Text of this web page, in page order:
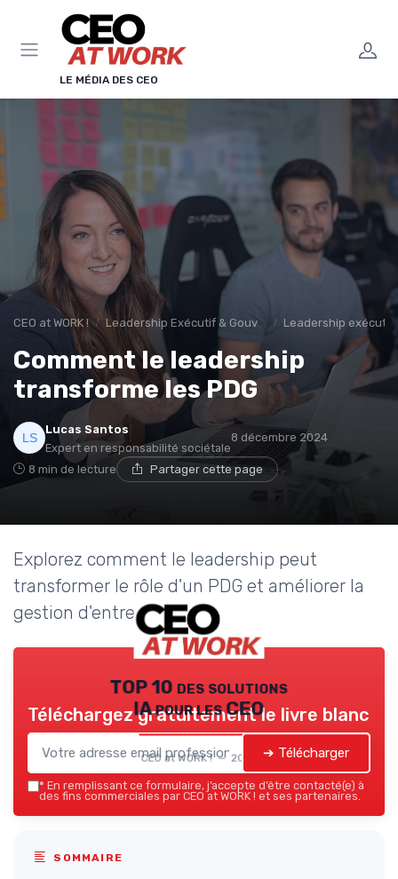
LE MÉDIA DES CEO
CEO at WORK ! Leadership Exécutif & Gouvernance Leadership exécutif
Comment le leadership
transforme les PDG
Lucas Santos
Expert en responsabilité sociétale
8 décembre 2024
8 min de lecture Partager cette page
Explorez comment le leadership peut
transformer le rôle d'un PDG et améliorer la
gestion d'entreprise.
TOP 10 des solutions
IA pour les CEO
CEO at WORK ! — 2026
Téléchargez gratuitement le livre blanc
➔ Télécharger
* En remplissant ce formulaire, j’accepte d’être contacté(e) à
des fins commerciales par CEO at WORK ! et ses partenaires.
SOMMAIRE
Panneau de gestion des cookies